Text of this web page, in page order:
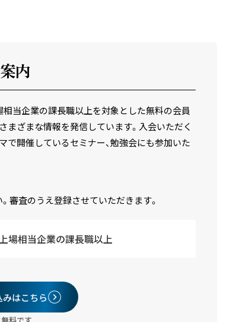
内
相当企業の課長職以上を対象とした無料の会員
まざまな情報を発信しています。入会いただく
で開催しているセミナー、勉強会にも参加いた
審査のうえ登録させていただきます。
場相当企業の課長職以上
はこちら